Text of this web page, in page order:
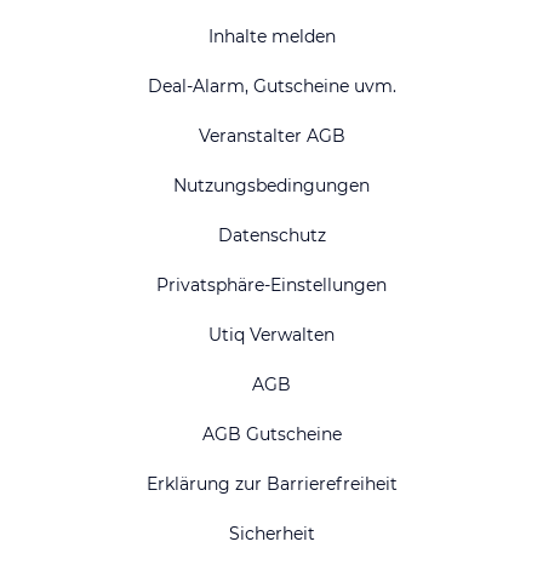
Inhalte melden
Deal-Alarm, Gutscheine uvm.
Veranstalter AGB
Nutzungsbedingungen
Datenschutz
Privatsphäre-Einstellungen
Utiq Verwalten
AGB
AGB Gutscheine
Erklärung zur Barrierefreiheit
Sicherheit